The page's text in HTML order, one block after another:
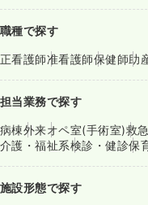
職種で探す
正看護師准看護師保健師助
担当業務で探す
病棟外来オペ室(手術室)救
介護・福祉系検診・健診保
施設形態で探す